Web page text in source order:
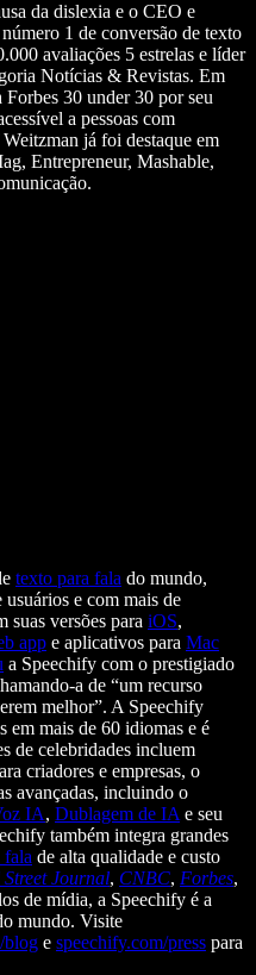
da dislexia e o CEO e
1 de conversão de texto
avaliações 5 estrelas e líder
Notícias & Revistas. Em
30 under 30 por seu
a pessoas com
já foi destaque em
Entrepreneur, Mashable,
texto para fala do mundo,
e com mais de
suas versões para iOS,
app e aplicativos para Mac
a Speechify com o prestigiado
a de “um recurso
melhor”. A Speechify
em mais de 60 idiomas e é
de celebridades incluem
criadores e empresas, o
avançadas, incluindo o
IA, Dublagem de IA e seu
também integra grandes
fala de alta qualidade e custo
Street Journal, CNBC, Forbes,
de mídia, a Speechify é a
mundo. Visite
blog e speechify.com/press para